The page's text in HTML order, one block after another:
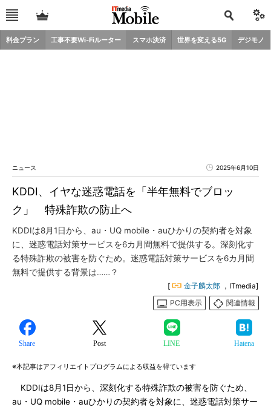
料金プラン 工事不要Wi-Fiルーター スマホ決済 世界を変える5G デジモノ
ニュース 2025年6月10日
KDDI、イヤな迷惑電話を「半年無料でブロッ
ク」 特殊詐欺の防止へ
KDDIは8月1日から、au・UQ mobile・auひかりの契約者を対象
に、迷惑電話対策サービスを6カ月間無料で提供する。深刻化す
る特殊詐欺の被害を防ぐため。迷惑電話対策サービスを6カ月間
無料で提供する背景は……？
[ 金子麟太郎 ，ITmedia]
PC用表示
関連情報
Share Post LINE Hatena
※本記事はアフィリエイトプログラムによる収益を得ています
KDDIは8月1日から、深刻化する特殊詐欺の被害を防ぐため、
au・UQ mobile・auひかりの契約者を対象に、迷惑電話対策サー